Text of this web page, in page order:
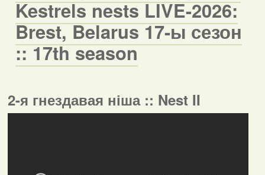
Kestrels nests LIVE-2026:
Brest, Belarus 17-ы сезон
:: 17th season
2-я гнездавая ніша :: Nest II